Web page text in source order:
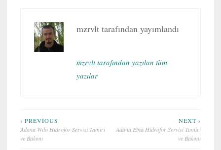
mzrvlt tarafından yayımlandı
mzrvlt tarafından yazılan tüm
yazılar
Yazı
gezinmesi
‹ PREVIOUS
Adana Wilo Hidrofor Servisi Tamiri
ve Bakımı
NEXT ›
Adana Etna Hidrofor Servisi Tamiri
ve Bakımı